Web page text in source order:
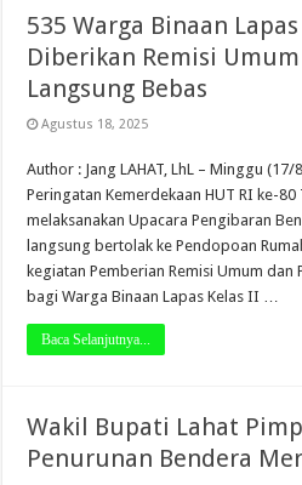
535 Warga Binaan
Diberikan Remisi
Langsung Bebas
Agustus 18, 2025
Author : Jang LAHAT, LhL – Minggu
Peringatan Kemerdekaan HUT RI ke-80
melaksanakan Upacara Pengibaran
langsung bertolak ke Pendopoan
kegiatan Pemberian Remisi Umum dan
bagi Warga Binaan Lapas Kelas II …
Baca Selanjutnya...
Wakil Bupati Lahat
Penurunan Bendera